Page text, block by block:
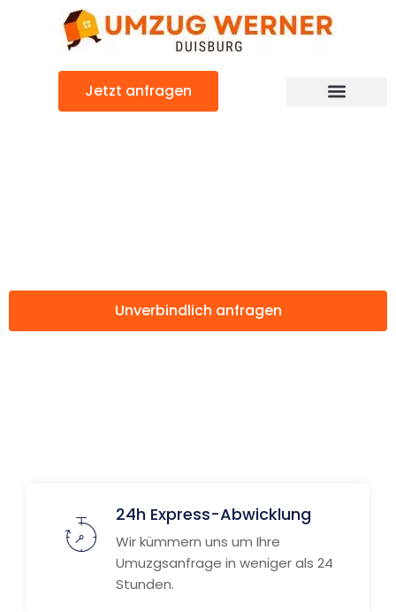
Jetzt anfragen
Unverbindlich anfragen
24h Express-Abwicklung
Wir kümmern uns um Ihre
Umuzgsanfrage in weniger als 24
Stunden.